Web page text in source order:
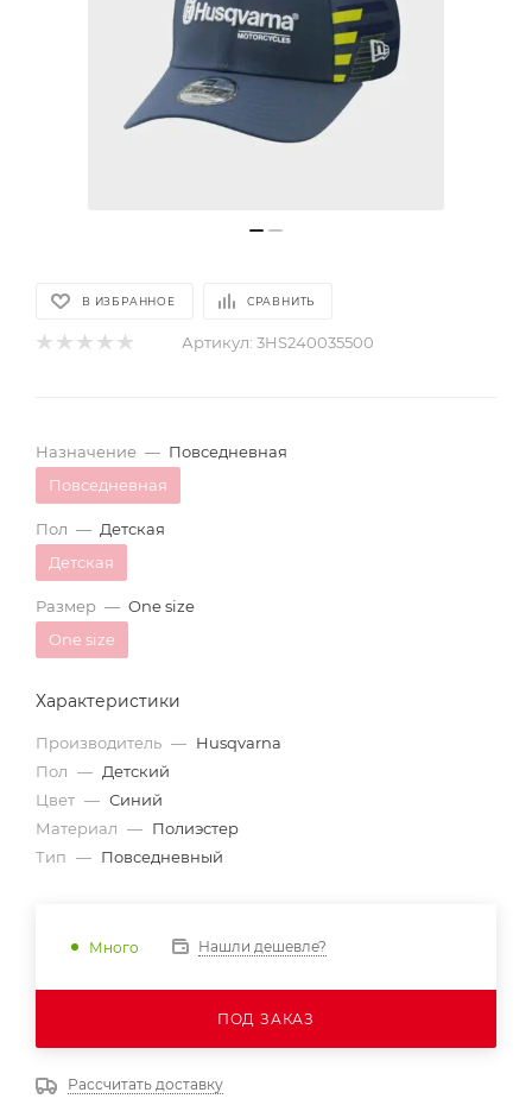
В ИЗБРАННОЕ СРАВНИТЬ
Артикул: 3HS240035500
Назначение — Повседневная
Повседневная
Пол — Детская
Детская
Размер — One size
One size
Характеристики
Производитель — Husqvarna
Пол — Детский
Цвет — Синий
Материал — Полиэстер
Тип — Повседневный
Много Нашли дешевле?
ПОД ЗАКАЗ
Рассчитать доставку